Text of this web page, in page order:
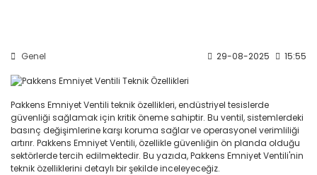
Genel 29-08-2025 15:55
Pakkens Emniyet Ventili teknik özellikleri, endüstriyel tesislerde
güvenliği sağlamak için kritik öneme sahiptir. Bu ventil, sistemlerdeki
basınç değişimlerine karşı koruma sağlar ve operasyonel verimliliği
artırır. Pakkens Emniyet Ventili, özellikle güvenliğin ön planda olduğu
sektörlerde tercih edilmektedir. Bu yazıda, Pakkens Emniyet Ventili'nin
teknik özelliklerini detaylı bir şekilde inceleyeceğiz.